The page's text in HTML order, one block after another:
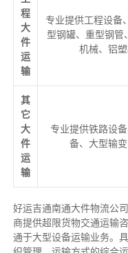
程
大
件
运
输
专业提供工程设备
型钢罐、重型钢管
机械、铝
其
它
大
件
运
输
专业提供铁路设
备、大型输
好运吉通南通大件物流公
商提供超限货物交通运输
通于大型设备运输业务。